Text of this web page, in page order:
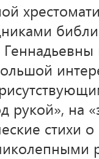
рукой», на
стихи